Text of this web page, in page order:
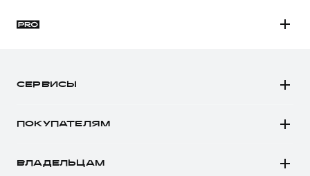
СЕРВИСЫ
ПОКУПАТЕЛЯМ
Конфигуратор HAVAL
ВЛАДЕЛЬЦАМ